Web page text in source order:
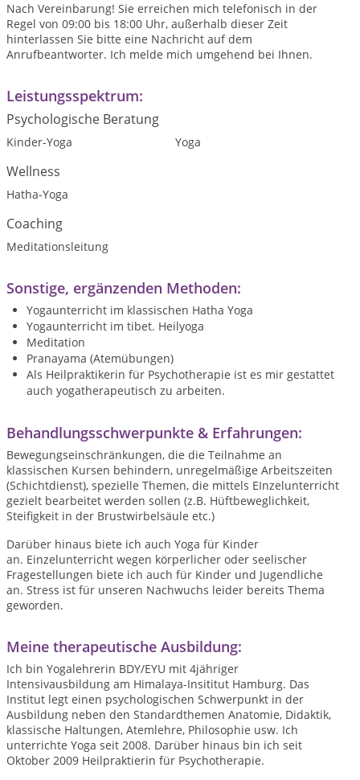
Nach Vereinbarung! Sie erreichen mich telefonisch in der
Regel von 09:00 bis 18:00 Uhr, außerhalb dieser Zeit
hinterlassen Sie bitte eine Nachricht auf dem
Anrufbeantworter. Ich melde mich umgehend bei Ihnen.
Leistungsspektrum:
Psychologische Beratung
Kinder-Yoga Yoga
Wellness
Hatha-Yoga
Coaching
Meditationsleitung
Sonstige, ergänzenden Methoden:
Yogaunterricht im klassischen Hatha Yoga
Yogaunterricht im tibet. Heilyoga
Meditation
Pranayama (Atemübungen)
Als Heilpraktikerin für Psychotherapie ist es mir gestattet
auch yogatherapeutisch zu arbeiten.
Behandlungsschwerpunkte & Erfahrungen:
Bewegungseinschränkungen, die die Teilnahme an
klassischen Kursen behindern, unregelmäßige Arbeitszeiten
(Schichtdienst), spezielle Themen, die mittels EInzelunterricht
gezielt bearbeitet werden sollen (z.B. Hüftbeweglichkeit,
Steifigkeit in der Brustwirbelsäule etc.)
Darüber hinaus biete ich auch Yoga für Kinder
an. Einzelunterricht wegen körperlicher oder seelischer
Fragestellungen biete ich auch für Kinder und Jugendliche
an. Stress ist für unseren Nachwuchs leider bereits Thema
geworden.
Meine therapeutische Ausbildung:
Ich bin Yogalehrerin BDY/EYU mit 4jähriger
Intensivausbildung am Himalaya-Insititut Hamburg. Das
Institut legt einen psychologischen Schwerpunkt in der
Ausbildung neben den Standardthemen Anatomie, Didaktik,
klassische Haltungen, Atemlehre, Philosophie usw. Ich
unterrichte Yoga seit 2008. Darüber hinaus bin ich seit
Oktober 2009 Heilpraktierin für Psychotherapie.